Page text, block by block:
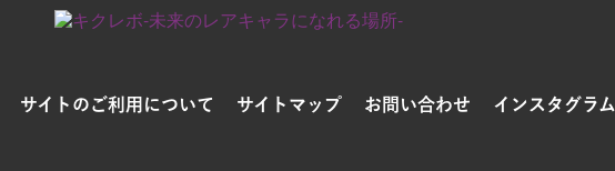
サイトのご利用について サイトマップ お問い合わせ インスタグラム